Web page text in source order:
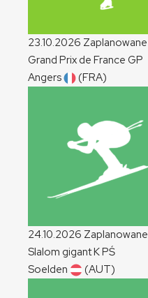
23.10.2026 Zaplanowane
Grand Prix de France GP
Angers
(FRA)
24.10.2026 Zaplanowane
Slalom gigantKPŚ
Soelden
(AUT)